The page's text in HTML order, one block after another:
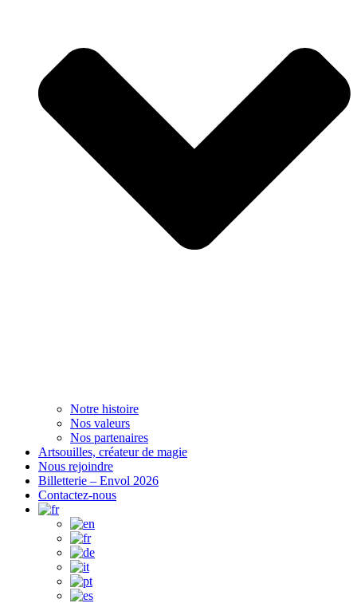
Notre histoire
Nos valeurs
Nos partenaires
Artsouilles, créateur de magie
Nous rejoindre
Billetterie – Envol 2026
Contactez-nous